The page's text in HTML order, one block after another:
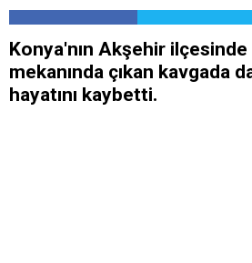
Konya'nın Akşehir
mekanında çıkan kavgada
hayatını kaybetti.